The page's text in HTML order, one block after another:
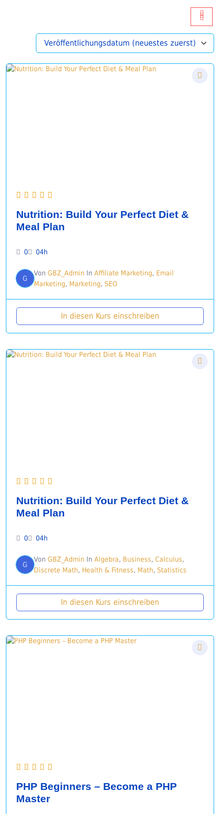
Nutrition: Build Your Perfect Diet &
Meal Plan
0 04h
G
Von GBZ_Admin In Affiliate Marketing, Email
Marketing, Marketing, SEO
In diesen Kurs einschreiben
Nutrition: Build Your Perfect Diet &
Meal Plan
0 04h
G
Von GBZ_Admin In Algebra, Business, Calculus,
Discrete Math, Health & Fitness, Math, Statistics
In diesen Kurs einschreiben
PHP Beginners – Become a PHP
Master